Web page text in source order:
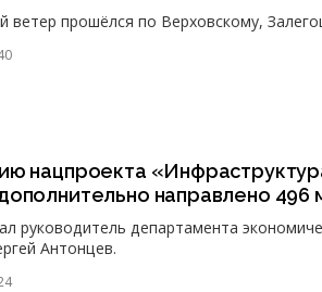
ветер прошёлся по Верховскому,
нацпроекта
направлено 496
руководитель департамента
Антонцев.